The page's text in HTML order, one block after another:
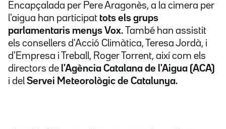
Encapçalada per Pere Aragonès, a la cimera per
l'aigua han participat tots els grups
parlamentaris menys Vox.
També han assistit
els consellers d'Acció Climàtica, Teresa Jordà, i
d'Empresa i Treball, Roger Torrent, així com els
directors de l'Agència Catalana de l'Aigua (ACA)
i del Servei Meteorològic de Catalunya.